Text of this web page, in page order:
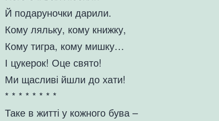
Й подаруночки дарили.
Кому ляльку, кому книжку,
Кому тигра, кому мишку…
І цукерок! Оце свято!
Ми щасливі йшли до хати!
* * * * * * * *
Таке в житті у кожного бува –